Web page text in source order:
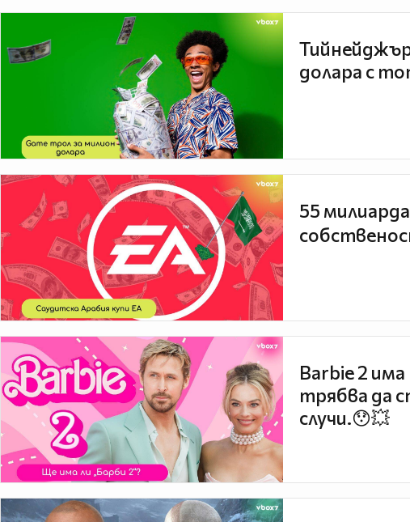
долара с
55
Barbie 2
трябва да
случи.😯💥